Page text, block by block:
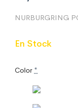
NURBURGRING
En Stock
Color *